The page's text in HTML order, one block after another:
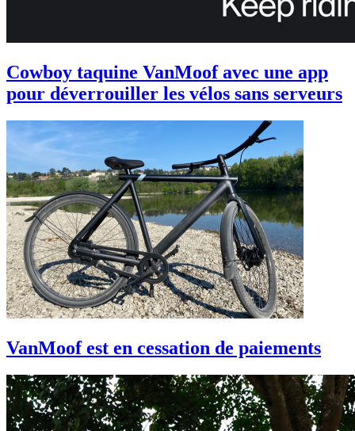
Cowboy taquine VanMoof avec une app
pour déverrouiller les vélos sans serveurs
VanMoof est en cessation de paiements